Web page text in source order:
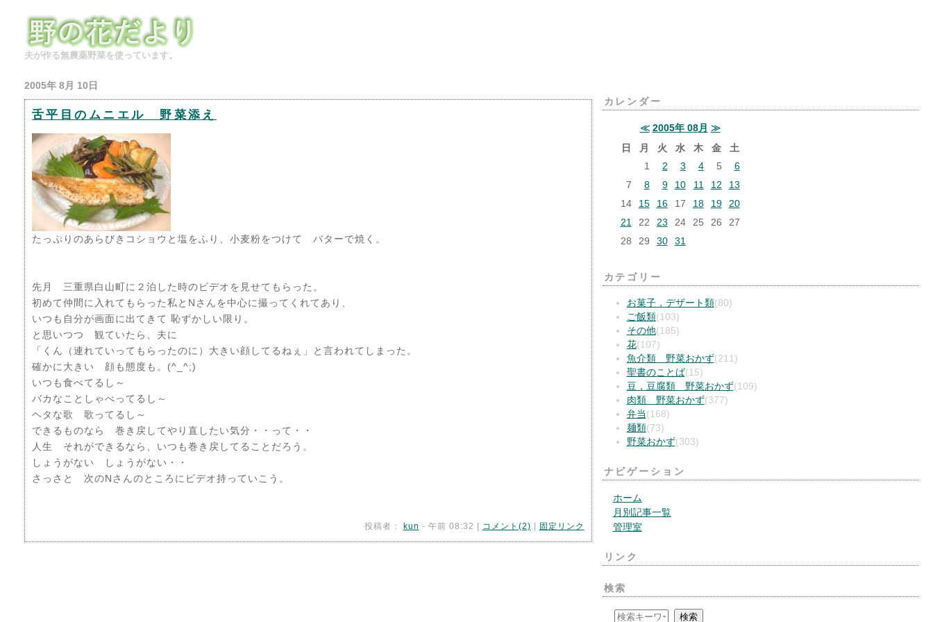
夫が作る無農薬野菜を使っています。
2005年 8月 10日
舌平目のムニエル 野菜添え
たっぷりのあらびきコショウと塩をふり、小麦粉をつけて バターで焼く。
先月 三重県白山町に２泊した時のビデオを見せてもらった。
初めて仲間に入れてもらった私とNさんを中心に撮ってくれてあり、
いつも自分が画面に出てきて 恥ずかしい限り。
と思いつつ 観ていたら、夫に
「くん（連れていってもらったのに）大きい顔してるねぇ」と言われてしまった。
確かに大きい 顔も態度も。(^_^;)
いつも食べてるし～
バカなことしゃべってるし～
ヘタな歌 歌ってるし～
できるものなら 巻き戻してやり直したい気分・・って・・
人生 それができるなら、いつも巻き戻してることだろう。
しょうがない しょうがない・・
さっさと 次のNさんのところにビデオ持っていこう。
投稿者： kun - 午前 08:32 | コメント(2) 固定リンク
カレンダー
≪ 2005年 08月 ≫
日
月 火 水 木 金
土
1
2 3 4 5
6
7
8 9 10 11 12
13
14
15 16 17 18 19
20
21
22 23 24 25 26
27
28
29 30 31
カテゴリー
お菓子，デザート類(80)
ご飯類(103)
その他(185)
花(107)
魚介類 野菜おかず(211)
聖書のことば(15)
豆，豆腐類 野菜おかず(109)
肉類 野菜おかず(377)
弁当 (168)
麺類(73)
野菜おかず(303)
ナビゲーション
ホーム
月別記事一覧
管理室
リンク
検索